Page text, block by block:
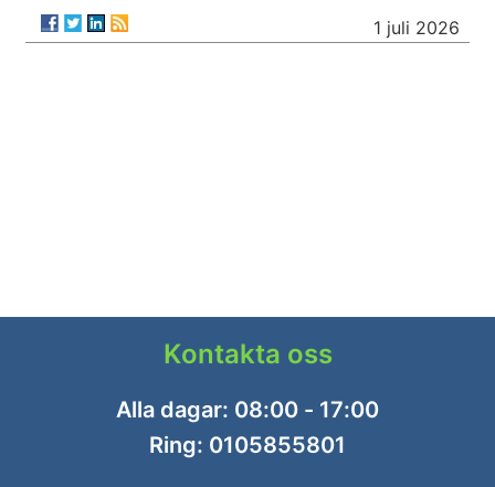
1 juli 2026
Kontakta oss
Alla dagar: 08:00 - 17:00
Ring: 0105855801